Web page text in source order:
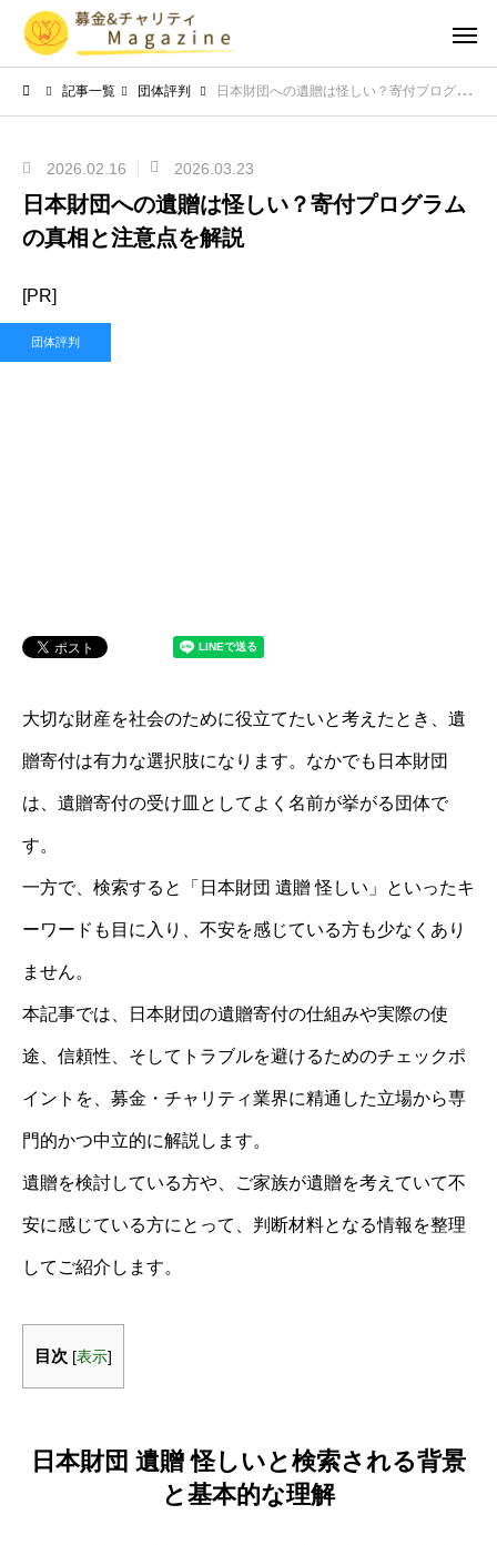
記事一覧 団体評判 日本財団への遺贈は怪しい？寄付プログラムの真相と注意点を解説
2026.02.16 2026.03.23
日本財団への遺贈は怪しい？寄付プログラム
の真相と注意点を解説
[PR]
団体評判
大切な財産を社会のために役立てたいと考えたとき、遺
贈寄付は有力な選択肢になります。なかでも日本財団
は、遺贈寄付の受け皿としてよく名前が挙がる団体で
す。
一方で、検索すると「日本財団 遺贈 怪しい」といったキ
ーワードも目に入り、不安を感じている方も少なくあり
ません。
本記事では、日本財団の遺贈寄付の仕組みや実際の使
途、信頼性、そしてトラブルを避けるためのチェックポ
イントを、募金・チャリティ業界に精通した立場から専
門的かつ中立的に解説します。
遺贈を検討している方や、ご家族が遺贈を考えていて不
安に感じている方にとって、判断材料となる情報を整理
してご紹介します。
目次 [表示]
日本財団 遺贈 怪しいと検索される背景
と基本的な理解